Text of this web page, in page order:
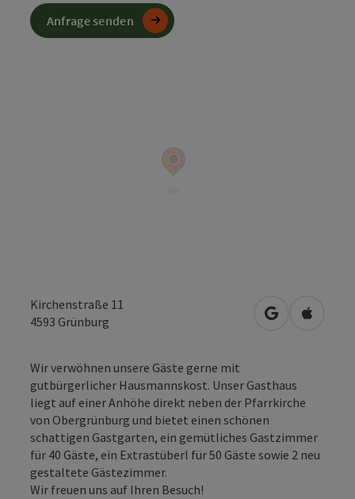
Kirchenstraße 11
4593 Grünburg in Google
in
Wir verwöhnen unsere Gäste gerne mit
gutbürgerlicher Hausmannskost. Unser Gasthaus
liegt auf einer Anhöhe direkt neben der Pfarrkirche
von Obergrünburg und bietet einen schönen
schattigen Gastgarten, ein gemütliches Gastzimmer
für 40 Gäste, ein Extrastüberl für 50 Gäste sowie 2 neu
gestaltete Gästezimmer.
Wir freuen uns auf Ihren Besuch!
Anfrage senden